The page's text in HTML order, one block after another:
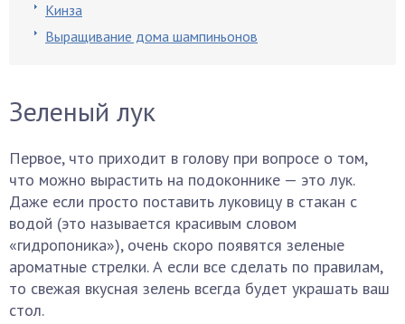
Кинза
Выращивание дома шампиньонов
Зеленый лук
Первое, что приходит в голову при вопросе о том,
что можно вырастить на подоконнике — это лук.
Даже если просто поставить луковицу в стакан с
водой (это называется красивым словом
«гидропоника»), очень скоро появятся зеленые
ароматные стрелки. А если все сделать по правилам,
то свежая вкусная зелень всегда будет украшать ваш
стол.